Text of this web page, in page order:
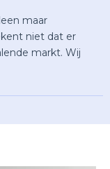
maar
niet dat er
markt. Wij